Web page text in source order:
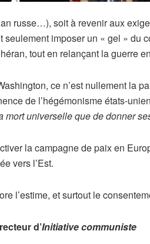
russe…), soit à revenir aux
seulement imposer un « gel »
tout en relançant la guerre
ce n’est nullement la
de l’hégémonisme états-
mort universelle que de donner
la campagne de paix en
vers l’Est.
l’estime, et surtout le
d’Initiative communiste